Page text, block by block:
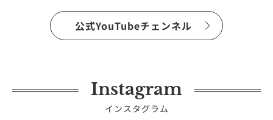
公式YouTubeチェンネル
Instagram
インスタグラム